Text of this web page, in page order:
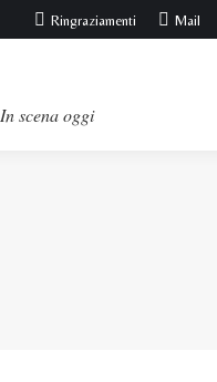
Ringraziamenti Mail
In scena oggi